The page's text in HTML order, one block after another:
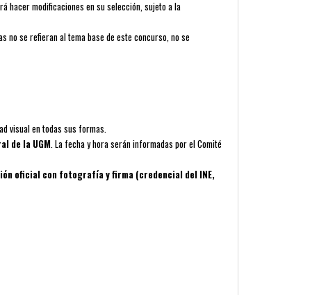
hacer modificaciones en su selección, sujeto a la
no se refieran al tema base de este concurso, no se
visual en todas sus formas.
de la UGM. La fecha y hora serán informadas por el Comité
oficial con fotografía y firma (credencial del INE,